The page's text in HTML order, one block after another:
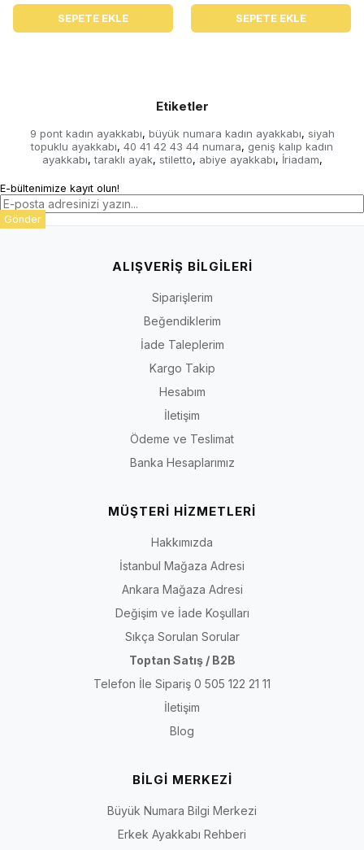
SEPETE EKLE SEPETE EKLE
Etiketler
9 pont kadın ayakkabı, büyük numara kadın ayakkabı, siyah
topuklu ayakkabı, 40 41 42 43 44 numara, geniş kalıp kadın
ayakkabı, taraklı ayak, stiletto, abiye ayakkabı, İriadam,
E-bültenimize kayıt olun!
Gönder
ALIŞVERİŞ BİLGİLERİ
Siparişlerim
Beğendiklerim
İade Taleplerim
Kargo Takip
Hesabım
İletişim
Ödeme ve Teslimat
Banka Hesaplarımız
MÜŞTERİ HİZMETLERİ
Hakkımızda
İstanbul Mağaza Adresi
Ankara Mağaza Adresi
Değişim ve İade Koşulları
Sıkça Sorulan Sorular
Toptan Satış / B2B
Telefon İle Sipariş 0 505 122 21 11
İletişim
Blog
BİLGİ MERKEZİ
Büyük Numara Bilgi Merkezi
Erkek Ayakkabı Rehberi